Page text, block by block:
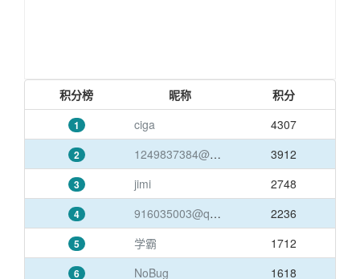
积分榜 昵称 积分
1 ciga 4307
2 1249837384@qq.com 3912
3 jimi 2748
4 916035003@qq.com 2236
5 学霸 1712
6 NoBug 1618